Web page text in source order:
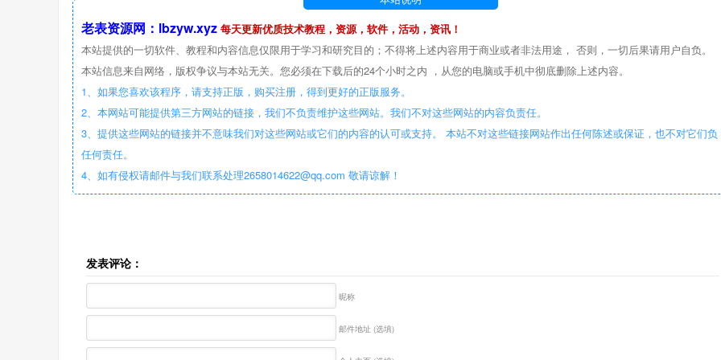
老表资源网：lbzyw.xyz 每天更新优质技术教程，资源，软件，活动，资讯！
本站提供的一切软件、教程和内容信息仅限用于学习和研究目的；不得将上述内容用于商业或者非法用途， 否则，一切后果请用户自负。
本站信息来自网络，版权争议与本站无关。您必须在下载后的24个小时之内 ，从您的电脑或手机中彻底删除上述内容。
1、如果您喜欢该程序，请支持正版，购买注册，得到更好的正版服务。
2、本网站可能提供第三方网站的链接，我们不负责维护这些网站。我们不对这些网站的内容负责任。
3、提供这些网站的链接并不意味我们对这些网站或它们的内容的认可或支持。 本站不对这些链接网站作出任何陈述或保证，也不对它们负
任何责任。
4、如有侵权请邮件与我们联系处理2658014622@qq.com 敬请谅解！
发表评论：
昵称
邮件地址 (选填)